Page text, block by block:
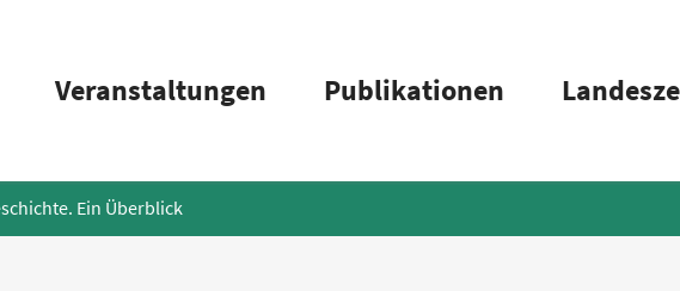
Veranstaltungen Publikationen
Ein Überblick